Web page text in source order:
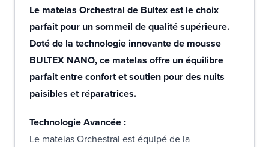
Le matelas Orchestral de Bultex est le choix
parfait pour un sommeil de qualité supérieure.
Doté de la technologie innovante de mousse
BULTEX NANO, ce matelas offre un équilibre
parfait entre confort et soutien pour des nuits
paisibles et réparatrices.
Technologie Avancée :
Le matelas Orchestral est équipé de la